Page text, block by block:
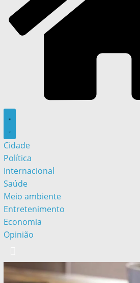
Cidade
Política
Internacional
Saúde
Meio ambiente
Entretenimento
Economia
Opinião